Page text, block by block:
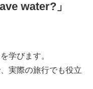
water?」
学びます。
実際の旅行でも役立